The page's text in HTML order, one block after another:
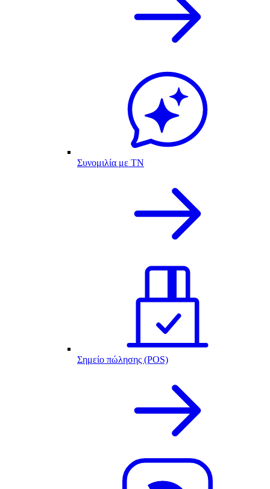
Συνομιλία με ΤΝ
Σημείο πώλησης (POS)